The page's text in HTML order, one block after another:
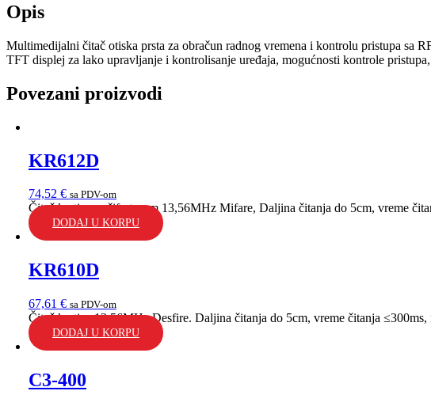
Opis
Multimedijalni čitač otiska prsta za obračun radnog vremena i kontrolu pristupa sa
TFT displej za lako upravljanje i kontrolisanje uređaja, mogućnosti kontrole
Povezani proizvodi
KR612D
74,52 € sa PDV-om
Čitač kartica sa šifratorom 13,56MHz Mifare, Daljina čitanja do 5cm, vreme
DODAJ U KORPU
KR610D
67,61 € sa PDV-om
Čitač kartica 13,56MHz Desfire. Daljina čitanja do 5cm, vreme čitanja ≤300ms,
DODAJ U KORPU
C3-400